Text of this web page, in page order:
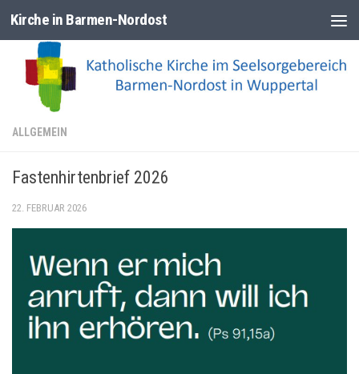
Zum Inhalt springen
Kirche in Barmen-Nordost
ALLGEMEIN
Fastenhirtenbrief 2026
22. FEBRUAR 2026